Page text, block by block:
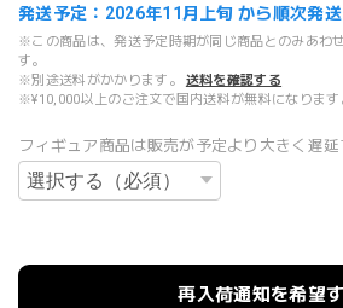
発送予定：2026年11月上旬 から順次発送
※この商品は、発送予定時期が同じ商品とのみあわ
す。
※別途送料がかかります。
送料を確認する
※¥10,000以上のご注文で国内送料が無料になります
フィギュア商品は販売が予定より大きく遅
再入荷通知を希望